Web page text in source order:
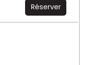
Réserver